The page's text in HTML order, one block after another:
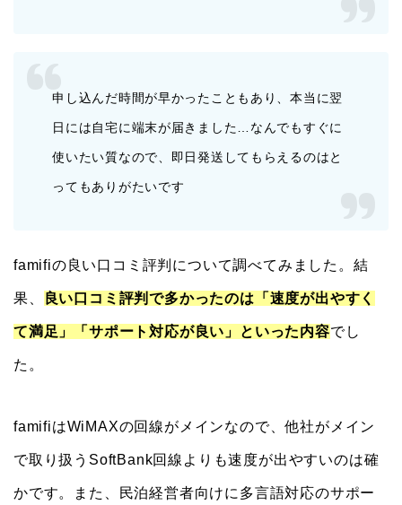
申し込んだ時間が早かったこともあり、本当に翌
日には自宅に端末が届きました…なんでもすぐに
使いたい質なので、即日発送してもらえるのはと
ってもありがたいです
famifiの良い口コミ評判について調べてみました。結
果、 良い口コミ評判で多かったのは「速度が出やすく
て満足」「サポート対応が良い」といった内容でし
た。
famifiはWiMAXの回線がメインなので、他社がメイン
で取り扱うSoftBank回線よりも速度が出やすいのは確
かです。また、民泊経営者向けに多言語対応のサポー